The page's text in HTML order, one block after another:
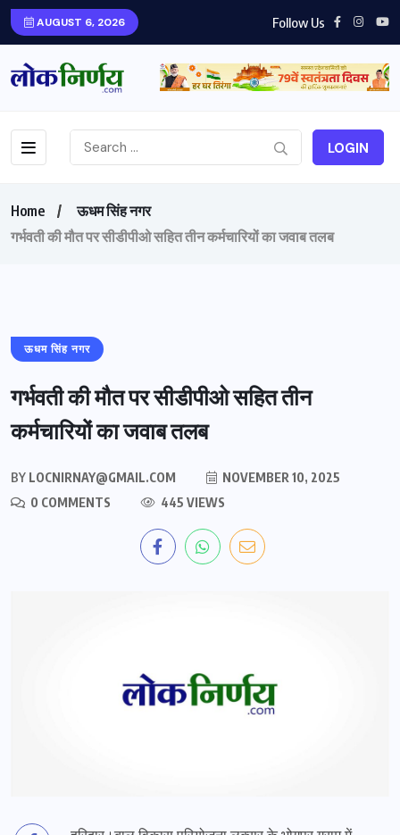
AUGUST 6, 2026 Follow Us
LOGIN
Home
ऊधम सिंह नगर
गर्भवती की मौत पर सीडीपीओ सहित तीन कर्मचारियों का जवाब तलब
ऊधम सिंह नगर
गर्भवती की मौत पर सीडीपीओ सहित तीन
कर्मचारियों का जवाब तलब
BY LOCNIRNAY@GMAIL.COM
NOVEMBER 10, 2025
0 COMMENTS
445 VIEWS